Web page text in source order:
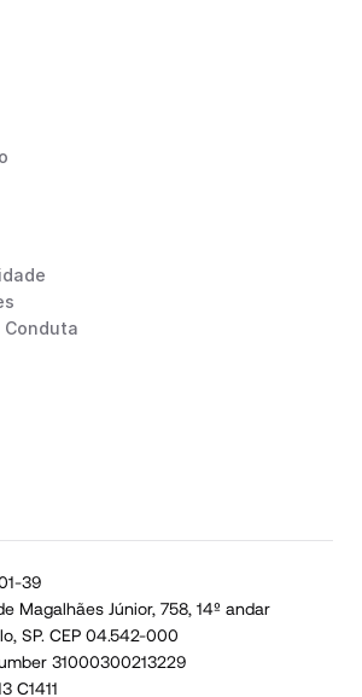
Conduta
39
Magalhães Júnior, 758, 14º andar
SP. CEP 04.542-000
31000300213229
C1411